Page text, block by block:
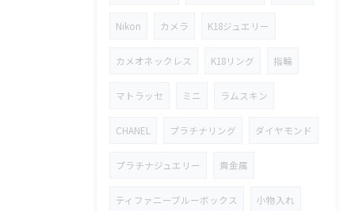
Nikon カメラ K18ジュエリー
カメオネックレス K18リング 指輪
マトラッセ ミニ ラムスキン
CHANEL プラチナリング ダイヤモンド
プラチナジュエリー 貴金属
ティファニーブルーボックス 小物入れ